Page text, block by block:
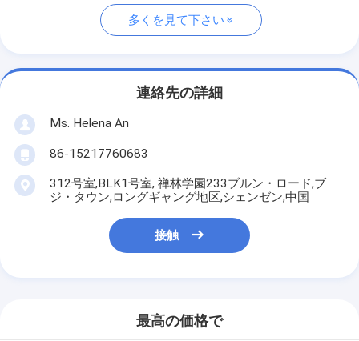
多くを見て下さい
連絡先の詳細
Ms. Helena An
86-15217760683
312号室,BLK1号室, 禅林学園233ブルン・ロード,ブ
ジ・タウン,ロングギャング地区,シェンゼン,中国
接触
最高の価格で